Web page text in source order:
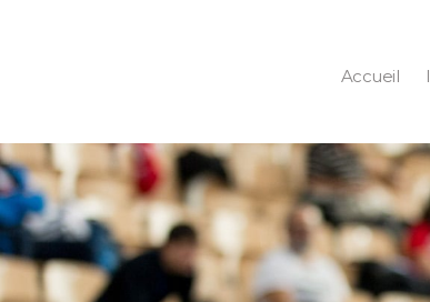
Accueil